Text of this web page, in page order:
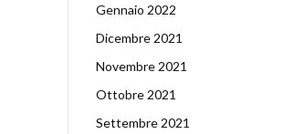
Gennaio 2022
Dicembre 2021
Novembre 2021
Ottobre 2021
Settembre 2021